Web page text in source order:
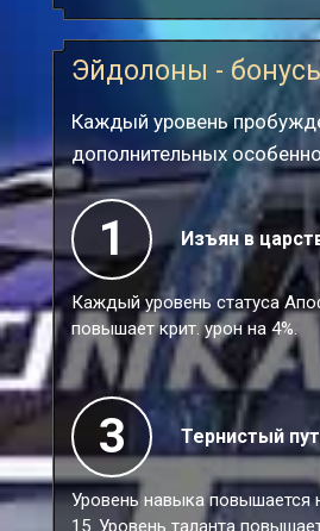
Эйдолоны -
Каждый уровень
дополнительных
1 Изъян в
Каждый уровень статуса
повышает крит. урон на 4%.
3 Тернистый
Уровень навыка повышается
15. Уровень таланта